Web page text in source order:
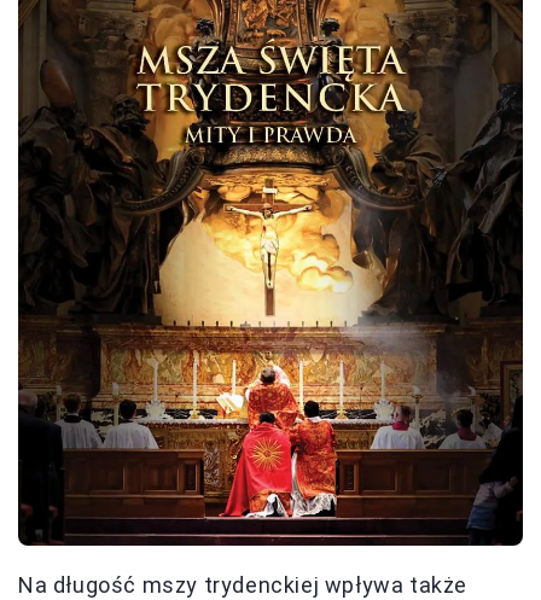
Na długość mszy trydenckiej wpływa także